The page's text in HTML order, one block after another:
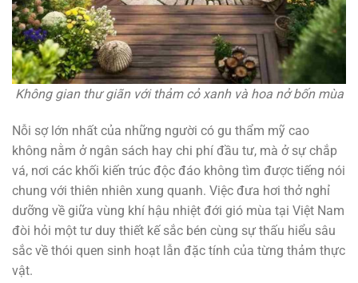
Không gian thư giãn với thảm cỏ xanh và hoa nở bốn mùa
Nỗi sợ lớn nhất của những người có gu thẩm mỹ cao
không nằm ở ngân sách hay chi phí đầu tư, mà ở sự chắp
vá, nơi các khối kiến trúc độc đáo không tìm được tiếng nói
chung với thiên nhiên xung quanh. Việc đưa hơi thở nghỉ
dưỡng về giữa vùng khí hậu nhiệt đới gió mùa tại Việt Nam
đòi hỏi một tư duy thiết kế sắc bén cùng sự thấu hiểu sâu
sắc về thói quen sinh hoạt lẫn đặc tính của từng thảm thực
vật.